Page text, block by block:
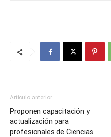
Artículo anterior
Proponen capacitación y
actualización para
profesionales de Ciencias